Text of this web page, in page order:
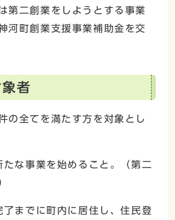
第二創業をしようとする事業
河町創業支援事業補助金を交
者
の全てを満たす方を対象とし
な事業を始めること。（第二
までに町内に居住し、住民登